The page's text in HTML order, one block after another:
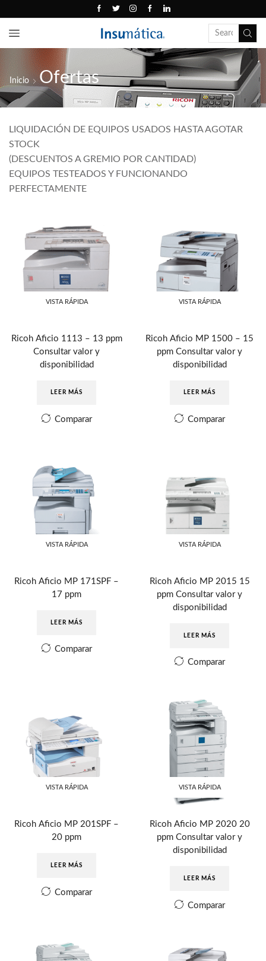
Inicio Ofertas
LIQUIDACIÓN DE EQUIPOS USADOS HASTA AGOTAR
STOCK
(DESCUENTOS A GREMIO POR CANTIDAD)
EQUIPOS TESTEADOS Y FUNCIONANDO
PERFECTAMENTE
VISTA RÁPIDA
Ricoh Aficio 1113 – 13 ppm
Consultar valor y
disponibilidad
LEER MÁS
Comparar
VISTA RÁPIDA
Ricoh Aficio MP 1500 – 15
ppm Consultar valor y
disponibilidad
LEER MÁS
Comparar
VISTA RÁPIDA
Ricoh Aficio MP 171SPF –
17 ppm
LEER MÁS
Comparar
VISTA RÁPIDA
Ricoh Aficio MP 2015 15
ppm Consultar valor y
disponibilidad
LEER MÁS
Comparar
VISTA RÁPIDA
Ricoh Aficio MP 201SPF –
20 ppm
LEER MÁS
Comparar
VISTA RÁPIDA
Ricoh Aficio MP 2020 20
ppm Consultar valor y
disponibilidad
LEER MÁS
Comparar